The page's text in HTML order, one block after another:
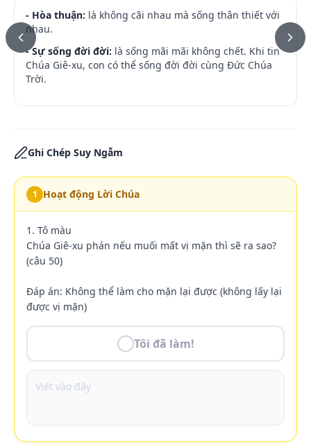
- Hòa thuận: là không cãi nhau mà sống thân thiết với
nhau.
- Sự sống đời đời: là sống mãi mãi không chết. Khi tin
Chúa Giê-xu, con có thể sống đời đời cùng Đức Chúa
Trời.
Ghi Chép Suy Ngẫm
1 Hoạt động Lời Chúa
1. Tô màu
Chúa Giê-xu phán nếu muối mất vị mặn thì sẽ ra sao?
(câu 50)
Đáp án: Không thể làm cho mặn lại được (không lấy lại
được vị mặn)
Tôi đã làm!